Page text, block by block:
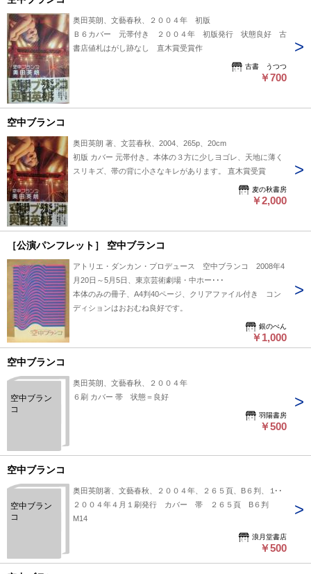
奥田英朗、文藝春秋、２００４年 初版
Ｂ６カバー 元帯付き ２００４年 初版発行 状態良好 古
書店値札はがし跡なし 直木賞受賞作
古書 うつつ
￥700
空中ブランコ
奥田英朗 著、文芸春秋、2004、265p、20cm
初版 カバー 元帯付き。本体の３方に少しヨゴレ、天地に薄く
スリキズ、帯の背に小さなキレがあります。 直木賞受賞
麦の秋書房
￥2,000
［公演パンフレット］ 空中ブランコ
アトリエ・ダンカン・プロデュース 空中ブランコ 2008年4
月20日～5月5日、東京芸術劇場・中ホー･･･
本体のみの冊子、A4判40ページ、クリアファイル付き コン
ディションはおおむね良好です。
銀のぺん
￥1,000
空中ブランコ
空中ブラン
コ
奥田英朗、文藝春秋、２００４年
６刷 カバー 帯 状態＝良好
羽陽書房
￥500
空中ブランコ
空中ブラン
コ
奥田英朗著、文藝春秋、２００４年、２６５頁、B６判、１冊
２００４年４月１刷発行 カバー 帯 ２６５頁 B６判
M14
浪月堂書店
￥500